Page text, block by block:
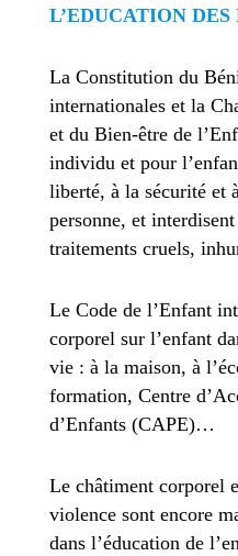
L’EDUCATION DES
La Constitution du
internationales et la
et du Bien-être de
individu et pour
liberté, à la sécurité et
personne, et
traitements cruels,
Le Code de l’Enfant
corporel sur l’enfant
vie : à la maison, à
formation, Centre
d’Enfants (CAPE)…
Le châtiment corporel
violence sont encore
dans l’éducation de